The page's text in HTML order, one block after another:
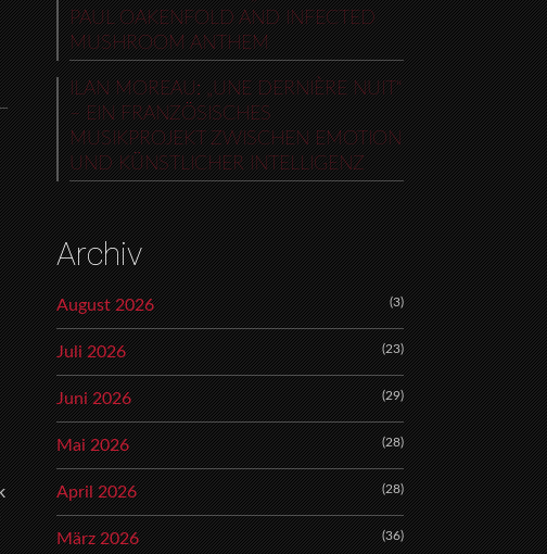
PAUL OAKENFOLD AND INFECTED
MUSHROOM ANTHEM
ILAN MOREAU: „UNE DERNIÈRE NUIT“
– EIN FRANZÖSISCHES
MUSIKPROJEKT ZWISCHEN EMOTION
UND KÜNSTLICHER INTELLIGENZ
Archiv
August 2026 (3)
Juli 2026 (23)
Juni 2026 (29)
Mai 2026 (28)
April 2026 (28)
März 2026 (36)